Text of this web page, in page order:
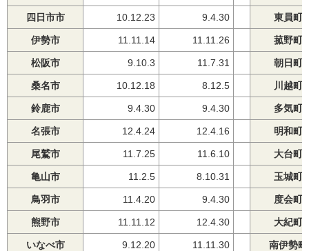
四日市市 10.12.23 9.4.30 東員町
伊勢市 11.11.14 11.11.26 菰野町
松阪市 9.10.3 11.7.31 朝日町
桑名市 10.12.18 8.12.5 川越町
鈴鹿市 9.4.30 9.4.30 多気町
名張市 12.4.24 12.4.16 明和町
尾鷲市 11.7.25 11.6.10 大台町
亀山市 11.2.5 8.10.31 玉城町
鳥羽市 11.4.20 9.4.30 度会町
熊野市 11.11.12 12.4.30 大紀町
いなべ市 9.12.20 11.11.30 南伊勢町